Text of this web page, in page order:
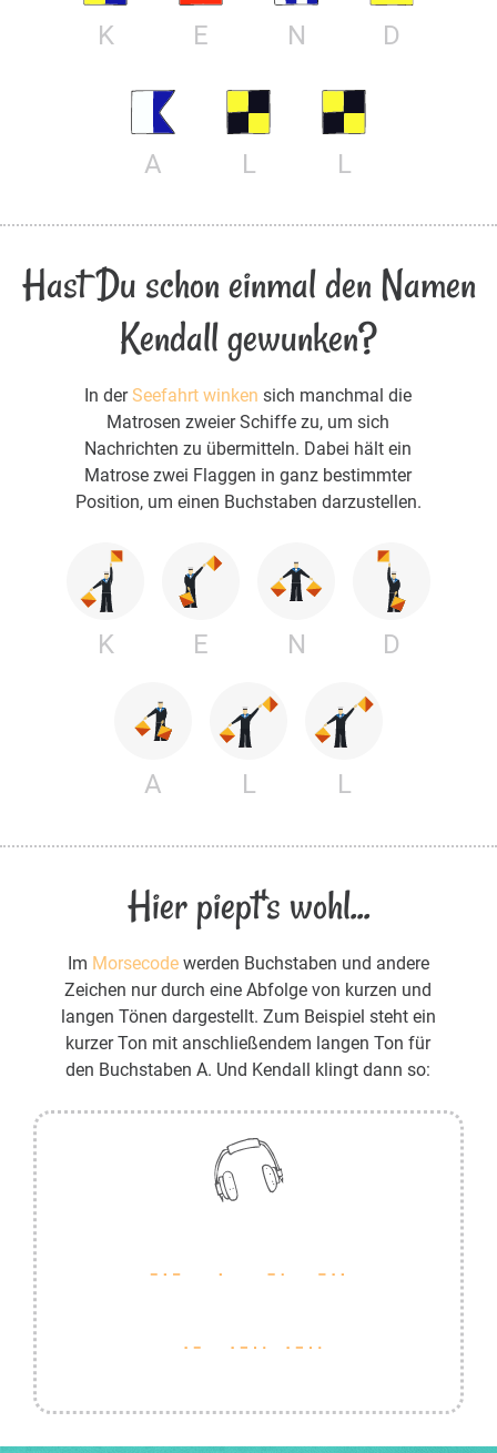
K E N D
A L L
Hast Du schon einmal den Namen
Kendall gewunken?
In derSeefahrt winken sich manchmal die
Matrosen zweier Schiffe zu, um sich
Nachrichten zu übermitteln. Dabei hält ein
Matrose zwei Flaggen in ganz bestimmter
Position, um einen Buchstaben darzustellen.
K E N D
A L L
Hier piept's wohl...
Im Morsecodewerden Buchstaben und andere
Zeichen nur durch eine Abfolge von kurzen und
langen Tönen dargestellt. Zum Beispiel steht ein
kurzer Ton mit anschließendem langen Ton für
den Buchstaben A. Und Kendall klingt dann so: